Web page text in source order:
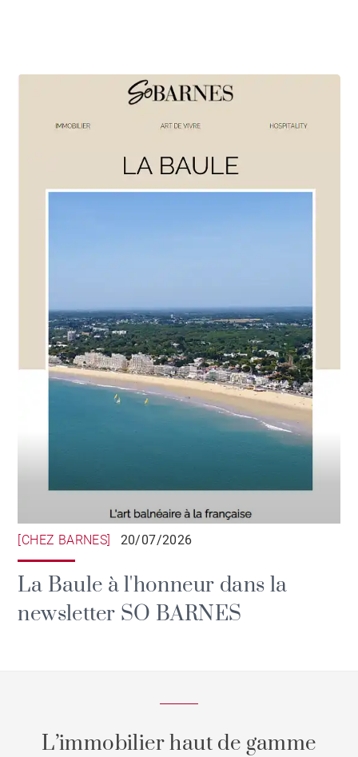
[CHEZ BARNES] 20/07/2026
La Baule à l'honneur dans la
newsletter SO BARNES
L’immobilier haut de gamme